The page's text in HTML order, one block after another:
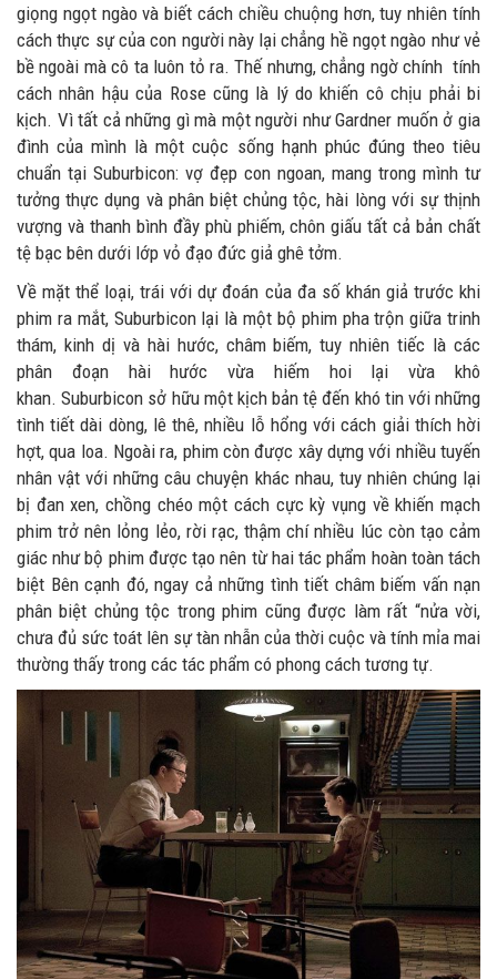
giọng ngọt ngào và biết cách chiều chuộng hơn, tuy nhiên tính
cách thực sự của con người này lại chẳng hề ngọt ngào như vẻ
bề ngoài mà cô ta luôn tỏ ra. Thế nhưng, chẳng ngờ chính tính
cách nhân hậu của Rose cũng là lý do khiến cô chịu phải bi
kịch. Vì tất cả những gì mà một người như Gardner muốn ở gia
đình của mình là một cuộc sống hạnh phúc đúng theo tiêu
chuẩn tại Suburbicon: vợ đẹp con ngoan, mang trong mình tư
tưởng thực dụng và phân biệt chủng tộc, hài lòng với sự thịnh
vượng và thanh bình đầy phù phiếm, chôn giấu tất cả bản chất
tệ bạc bên dưới lớp vỏ đạo đức giả ghê tởm.
Về mặt thể loại, trái với dự đoán của đa số khán giả trước khi
phim ra mắt, Suburbicon lại là một bộ phim pha trộn giữa trinh
thám, kinh dị và hài hước, châm biếm, tuy nhiên tiếc là các
phân đoạn hài hước vừa hiếm hoi lại vừa khô
khan. Suburbicon sở hữu một kịch bản tệ đến khó tin với những
tình tiết dài dòng, lê thê, nhiều lỗ hổng với cách giải thích hời
hợt, qua loa. Ngoài ra, phim còn được xây dựng với nhiều tuyến
nhân vật với những câu chuyện khác nhau, tuy nhiên chúng lại
bị đan xen, chồng chéo một cách cực kỳ vụng về khiến mạch
phim trở nên lỏng lẻo, rời rạc, thậm chí nhiều lúc còn tạo cảm
giác như bộ phim được tạo nên từ hai tác phẩm hoàn toàn tách
biệt Bên cạnh đó, ngay cả những tình tiết châm biếm vấn nạn
phân biệt chủng tộc trong phim cũng được làm rất “nửa vời,
chưa đủ sức toát lên sự tàn nhẫn của thời cuộc và tính mỉa mai
thường thấy trong các tác phẩm có phong cách tương tự.